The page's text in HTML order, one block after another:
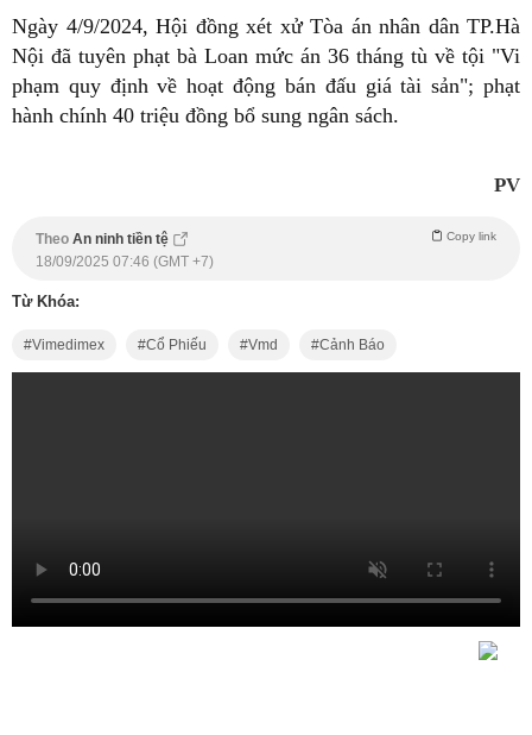
Ngày 4/9/2024, Hội đồng xét xử Tòa án nhân dân TP.Hà
Nội đã tuyên phạt bà Loan mức án 36 tháng tù về tội "Vi
phạm quy định về hoạt động bán đấu giá tài sản"; phạt
hành chính 40 triệu đồng bổ sung ngân sách.
PV
Theo An ninh tiền tệ Copy link
18/09/2025 07:46 (GMT +7)
Từ Khóa:
Vimedimex Cổ Phiếu Vmd Cảnh Báo